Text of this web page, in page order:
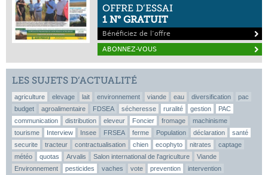
OFFRE D’ESSAI
1 N° GRATUIT
Bénéficiez de l’offre
ABONNEZ-VOUS
LES SUJETS D’ACTUALITÉ
agriculture elevage lait environnement viande eau diversification
pac
budget
agroalimentaire FDSEA sécheresse ruralité gestion
PAC
communication
distribution eleveur Foncier fromage
machinisme
tourisme
Interview Insee FRSEA ferme Population déclaration
santé
securite
tracteur contractualisation chien ecophyto nitrates
captage
météo
quotas Arvalis Salon international de l'agriculture
Viande
Environnement
pesticides vaches vote prevention intervention